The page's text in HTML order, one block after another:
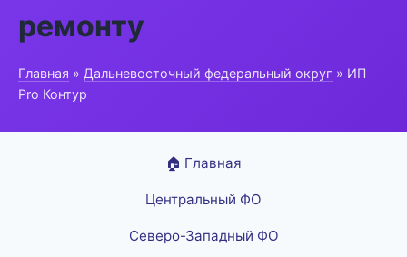
ремонту
Главная » Дальневосточный федеральный округ » ИП
Pro Контур
🏠 Главная
Центральный ФО
Северо-Западный ФО